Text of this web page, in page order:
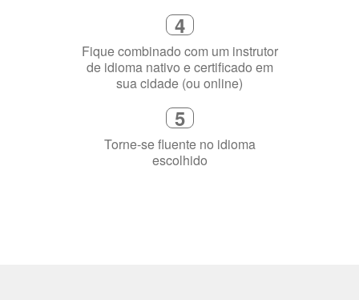
4
Fique combinado com um instrutor
de idioma nativo e certificado em
sua cidade (ou online)
5
Torne-se fluente no idioma
escolhido